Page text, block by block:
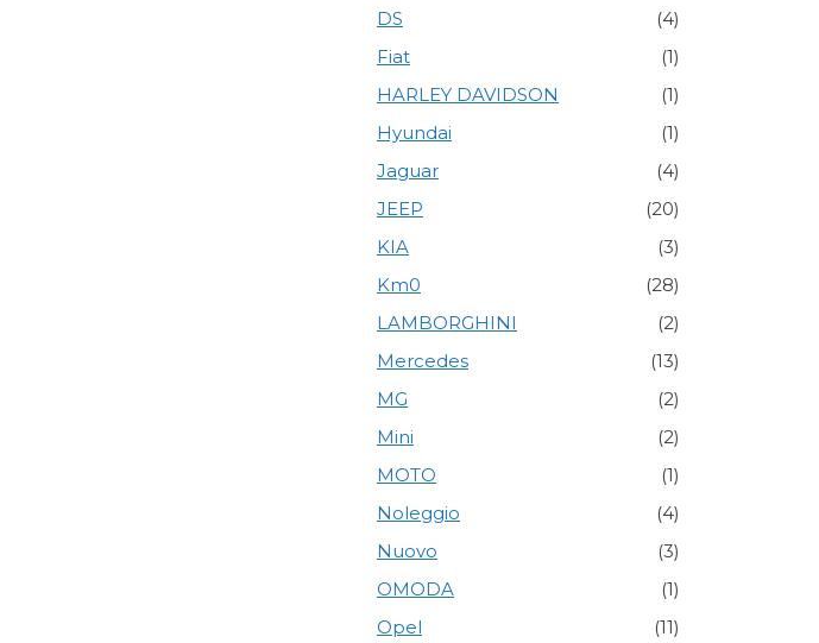
DS
(4)
Fiat
(1)
HARLEY DAVIDSON
(1)
Hyundai
(1)
Jaguar
(4)
JEEP
(20)
KIA
(3)
Km0
(28)
LAMBORGHINI
(2)
Mercedes
(13)
MG
(2)
Mini
(2)
MOTO
(1)
Noleggio
(4)
Nuovo
(3)
OMODA
(1)
Opel
(11)